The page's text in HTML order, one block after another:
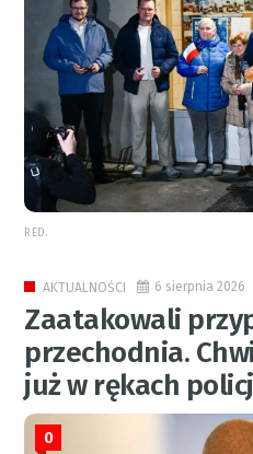
RED.
AKTUALNOŚCI 6 sierpnia 2026
Zaatakowali
przechodnia.
już w rękach
0